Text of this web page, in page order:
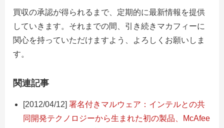
買収の承認が得られるまで、定期的に最新情報を提供
していきます。それまでの間、引き続きマカフィーに
関心を持っていただけますよう、よろしくお願いしま
す。
関連記事
[2012/04/12] 署名付きマルウェア：インテルとの共
同開発テクノロジーから生まれた初の製品、McAfee